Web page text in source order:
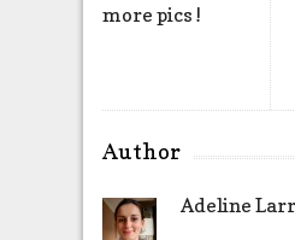
more pics !
Author
Adeline